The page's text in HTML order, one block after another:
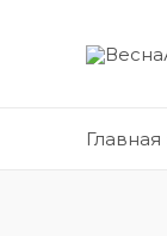
Главная